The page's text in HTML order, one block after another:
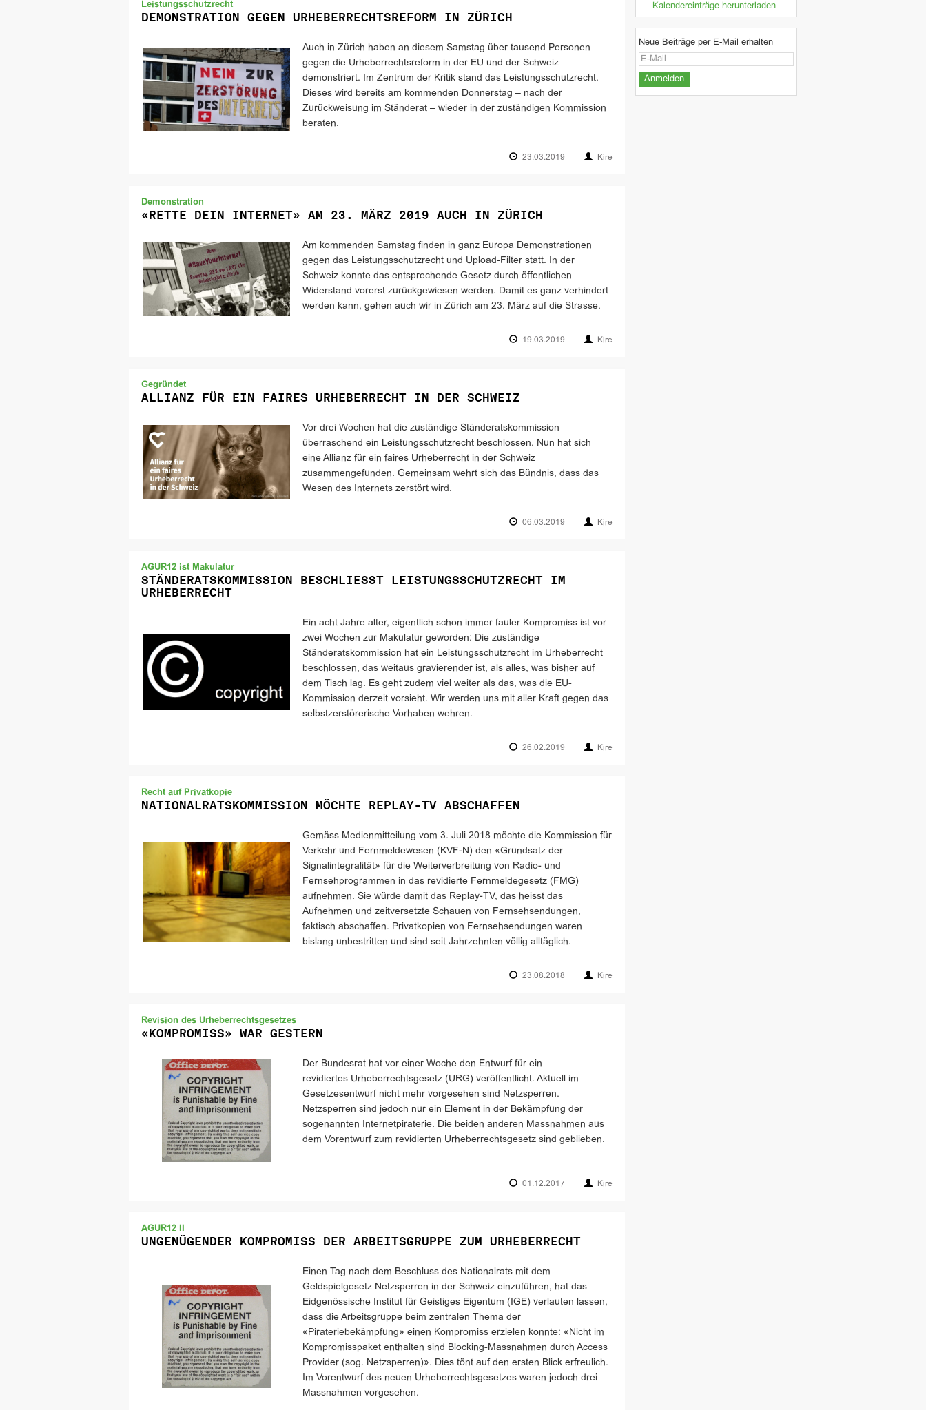
Leistungsschutzrecht
DEMONSTRATION GEGEN URHEBERRECHTSREFORM IN ZÜRICH
Auch in Zürich haben an diesem Samstag über tausend Personen
gegen die Urheberrechtsreform in der EU und der Schweiz
demonstriert. Im Zentrum der Kritik stand das Leistungsschutzrecht.
Dieses wird bereits am kommenden Donnerstag – nach der
Zurückweisung im Ständerat – wieder in der zuständigen Kommission
beraten.
23.03.2019 Kire
Demonstration
«RETTE DEIN INTERNET» AM 23. MÄRZ 2019 AUCH IN ZÜRICH
Am kommenden Samstag finden in ganz Europa Demonstrationen
gegen das Leistungsschutzrecht und Upload-Filter statt. In der
Schweiz konnte das entsprechende Gesetz durch öffentlichen
Widerstand vorerst zurückgewiesen werden. Damit es ganz verhindert
werden kann, gehen auch wir in Zürich am 23. März auf die Strasse.
19.03.2019 Kire
Gegründet
ALLIANZ FÜR EIN FAIRES URHEBERRECHT IN DER SCHWEIZ
Vor drei Wochen hat die zuständige Ständeratskommission
überraschend ein Leistungsschutzrecht beschlossen. Nun hat sich
eine Allianz für ein faires Urheberrecht in der Schweiz
zusammengefunden. Gemeinsam wehrt sich das Bündnis, dass das
Wesen des Internets zerstört wird.
06.03.2019 Kire
AGUR12 ist Makulatur
STÄNDERATSKOMMISSION BESCHLIESST LEISTUNGSSCHUTZRECHT IM
URHEBERRECHT
Ein acht Jahre alter, eigentlich schon immer fauler Kompromiss ist vor
zwei Wochen zur Makulatur geworden: Die zuständige
Ständeratskommission hat ein Leistungsschutzrecht im Urheberrecht
beschlossen, das weitaus gravierender ist, als alles, was bisher auf
dem Tisch lag. Es geht zudem viel weiter als das, was die EU-
Kommission derzeit vorsieht. Wir werden uns mit aller Kraft gegen das
selbstzerstörerische Vorhaben wehren.
26.02.2019 Kire
Recht auf Privatkopie
NATIONALRATSKOMMISSION MÖCHTE REPLAY-TV ABSCHAFFEN
Gemäss Medienmitteilung vom 3. Juli 2018 möchte die Kommission für
Verkehr und Fernmeldewesen (KVF-N) den «Grundsatz der
Signalintegralität» für die Weiterverbreitung von Radio- und
Fernsehprogrammen in das revidierte Fernmeldegesetz (FMG)
aufnehmen. Sie würde damit das Replay-TV, das heisst das
Aufnehmen und zeitversetzte Schauen von Fernsehsendungen,
faktisch abschaffen. Privatkopien von Fernsehsendungen waren
bislang unbestritten und sind seit Jahrzehnten völlig alltäglich.
23.08.2018 Kire
Revision des Urheberrechtsgesetzes
«KOMPROMISS» WAR GESTERN
Der Bundesrat hat vor einer Woche den Entwurf für ein
revidiertes Urheberrechtsgesetz (URG) veröffentlicht. Aktuell im
Gesetzesentwurf nicht mehr vorgesehen sind Netzsperren.
Netzsperren sind jedoch nur ein Element in der Bekämpfung der
sogenannten Internetpiraterie. Die beiden anderen Massnahmen aus
dem Vorentwurf zum revidierten Urheberrechtsgesetz sind geblieben.
01.12.2017 Kire
AGUR12 II
UNGENÜGENDER KOMPROMISS DER ARBEITSGRUPPE ZUM URHEBERRECHT
Einen Tag nach dem Beschluss des Nationalrats mit dem
Geldspielgesetz Netzsperren in der Schweiz einzuführen, hat das
Eidgenössische Institut für Geistiges Eigentum (IGE) verlauten lassen,
dass die Arbeitsgruppe beim zentralen Thema der
«Pirateriebekämpfung» einen Kompromiss erzielen konnte: «Nicht im
Kompromisspaket enthalten sind Blocking-Massnahmen durch Access
Provider (sog. Netzsperren)». Dies tönt auf den ersten Blick erfreulich.
Im Vorentwurf des neuen Urheberrechtsgesetzes waren jedoch drei
Massnahmen vorgesehen.
Kalendereinträge herunterladen
Neue Beiträge per E-Mail erhalten